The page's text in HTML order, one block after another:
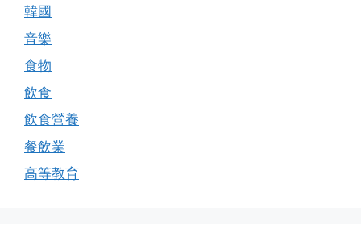
韓國
音樂
食物
飲食
飲食營養
餐飲業
高等教育